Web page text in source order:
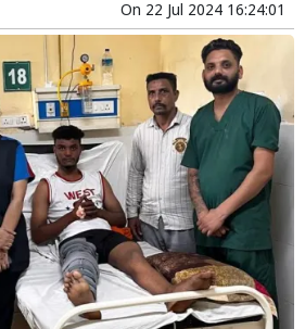
On 22 Jul 2024 16:24:01